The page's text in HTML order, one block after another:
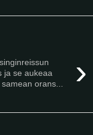
›
ja se aukeaa
orans...